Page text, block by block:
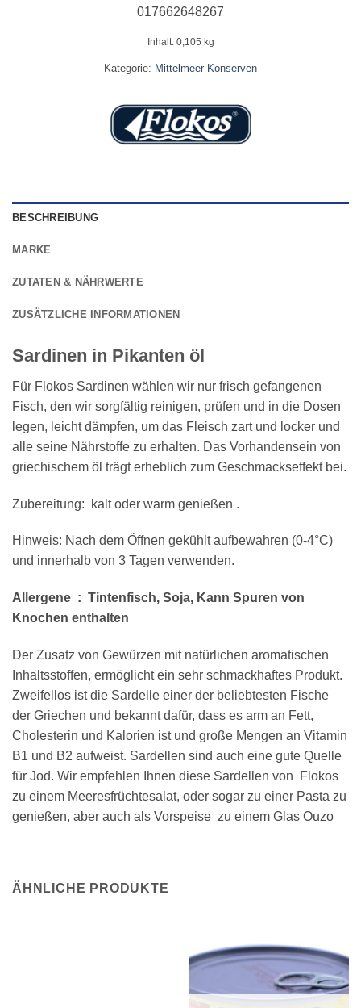
017662648267
Inhalt: 0,105 kg
Kategorie: Mittelmeer Konserven
BESCHREIBUNG
MARKE
ZUTATEN & NÄHRWERTE
ZUSÄTZLICHE INFORMATIONEN
Sardinen in Pikanten öl
Für Flokos Sardinen wählen wir nur frisch gefangenen
Fisch, den wir sorgfältig reinigen, prüfen und in die Dosen
legen, leicht dämpfen, um das Fleisch zart und locker und
alle seine Nährstoffe zu erhalten. Das Vorhandensein von
griechischem öl trägt erheblich zum Geschmackseffekt bei.
Zubereitung: kalt oder warm genießen .
Hinweis: Nach dem Öffnen gekühlt aufbewahren (0-4°C)
und innerhalb von 3 Tagen verwenden.
Allergene : Tintenfisch, Soja, Kann Spuren von
Knochen enthalten
Der Zusatz von Gewürzen mit natürlichen aromatischen
Inhaltsstoffen, ermöglicht ein sehr schmackhaftes Produkt.
Zweifellos ist die Sardelle einer der beliebtesten Fische
der Griechen und bekannt dafür, dass es arm an Fett,
Cholesterin und Kalorien ist und große Mengen an Vitamin
B1 und B2 aufweist. Sardellen sind auch eine gute Quelle
für Jod. Wir empfehlen Ihnen diese Sardellen von Flokos
zu einem Meeresfrüchtesalat, oder sogar zu einer Pasta zu
genießen, aber auch als Vorspeise zu einem Glas Ouzo
ÄHNLICHE PRODUKTE